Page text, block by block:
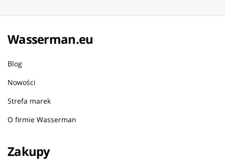
Wasserman.eu
Blog
Nowości
Strefa marek
O firmie Wasserman
Zakupy